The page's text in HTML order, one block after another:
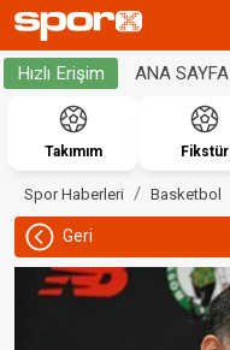
Hızlı Erişim ANA SAYFA
Takımım Fikstür
Spor Haberleri Basketbol
Geri